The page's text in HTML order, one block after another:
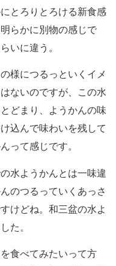
とろりとろける新食感
らかに別物の感じで
いに違う。
様につるっといくイメ
ないのですが、この水
どまり、ようかんの味
込んで味わいを残して
って感じです。
水ようかんとは一味違
のつるっていくあっさ
けどね。和三盆の水よ
た。
食べてみたいって方